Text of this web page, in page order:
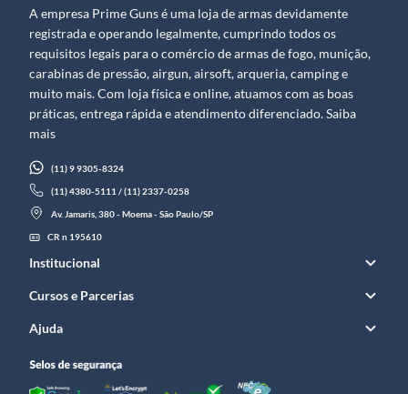
A empresa Prime Guns é uma loja de armas devidamente
registrada e operando legalmente, cumprindo todos os
requisitos legais para o comércio de armas de fogo, munição,
carabinas de pressão, airgun, airsoft, arqueria, camping e
muito mais. Com loja física e online, atuamos com as boas
práticas, entrega rápida e atendimento diferenciado. Saiba
mais
(11) 9 9305-8324
(11) 4380-5111 / (11) 2337-0258
Av. Jamaris, 380 - Moema - São Paulo/SP
CR n 195610
Institucional
Cursos e Parcerias
Ajuda